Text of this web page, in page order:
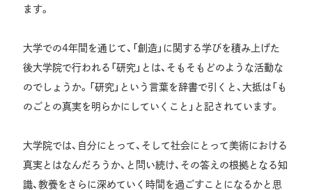
ます。
大学での4年間を通じて、「創造」に関する学びを積み上げた
後大学院で行われる「研究」とは、そもそもどのような活動な
のでしょうか。「研究」という言葉を辞書で引くと、大抵は「も
のごとの真実を明らかにしていくこと」と記されています。
大学院では、自分にとって、そして社会にとって美術における
真実とはなんだろうか、と問い続け、その答えの根拠となる知
識、教養をさらに深めていく時間を過ごすことになるかと思